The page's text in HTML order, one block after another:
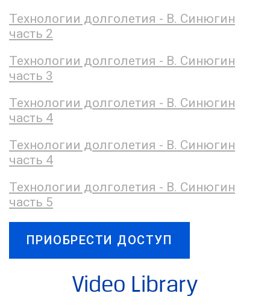
Технологии долголетия - В. Синюгин
часть 2
Технологии долголетия - В. Синюгин
часть 3
Технологии долголетия - В. Синюгин
часть 4
Технологии долголетия - В. Синюгин
часть 4
Технологии долголетия - В. Синюгин
часть 5
ПРИОБРЕСТИ ДОСТУП
Video Library